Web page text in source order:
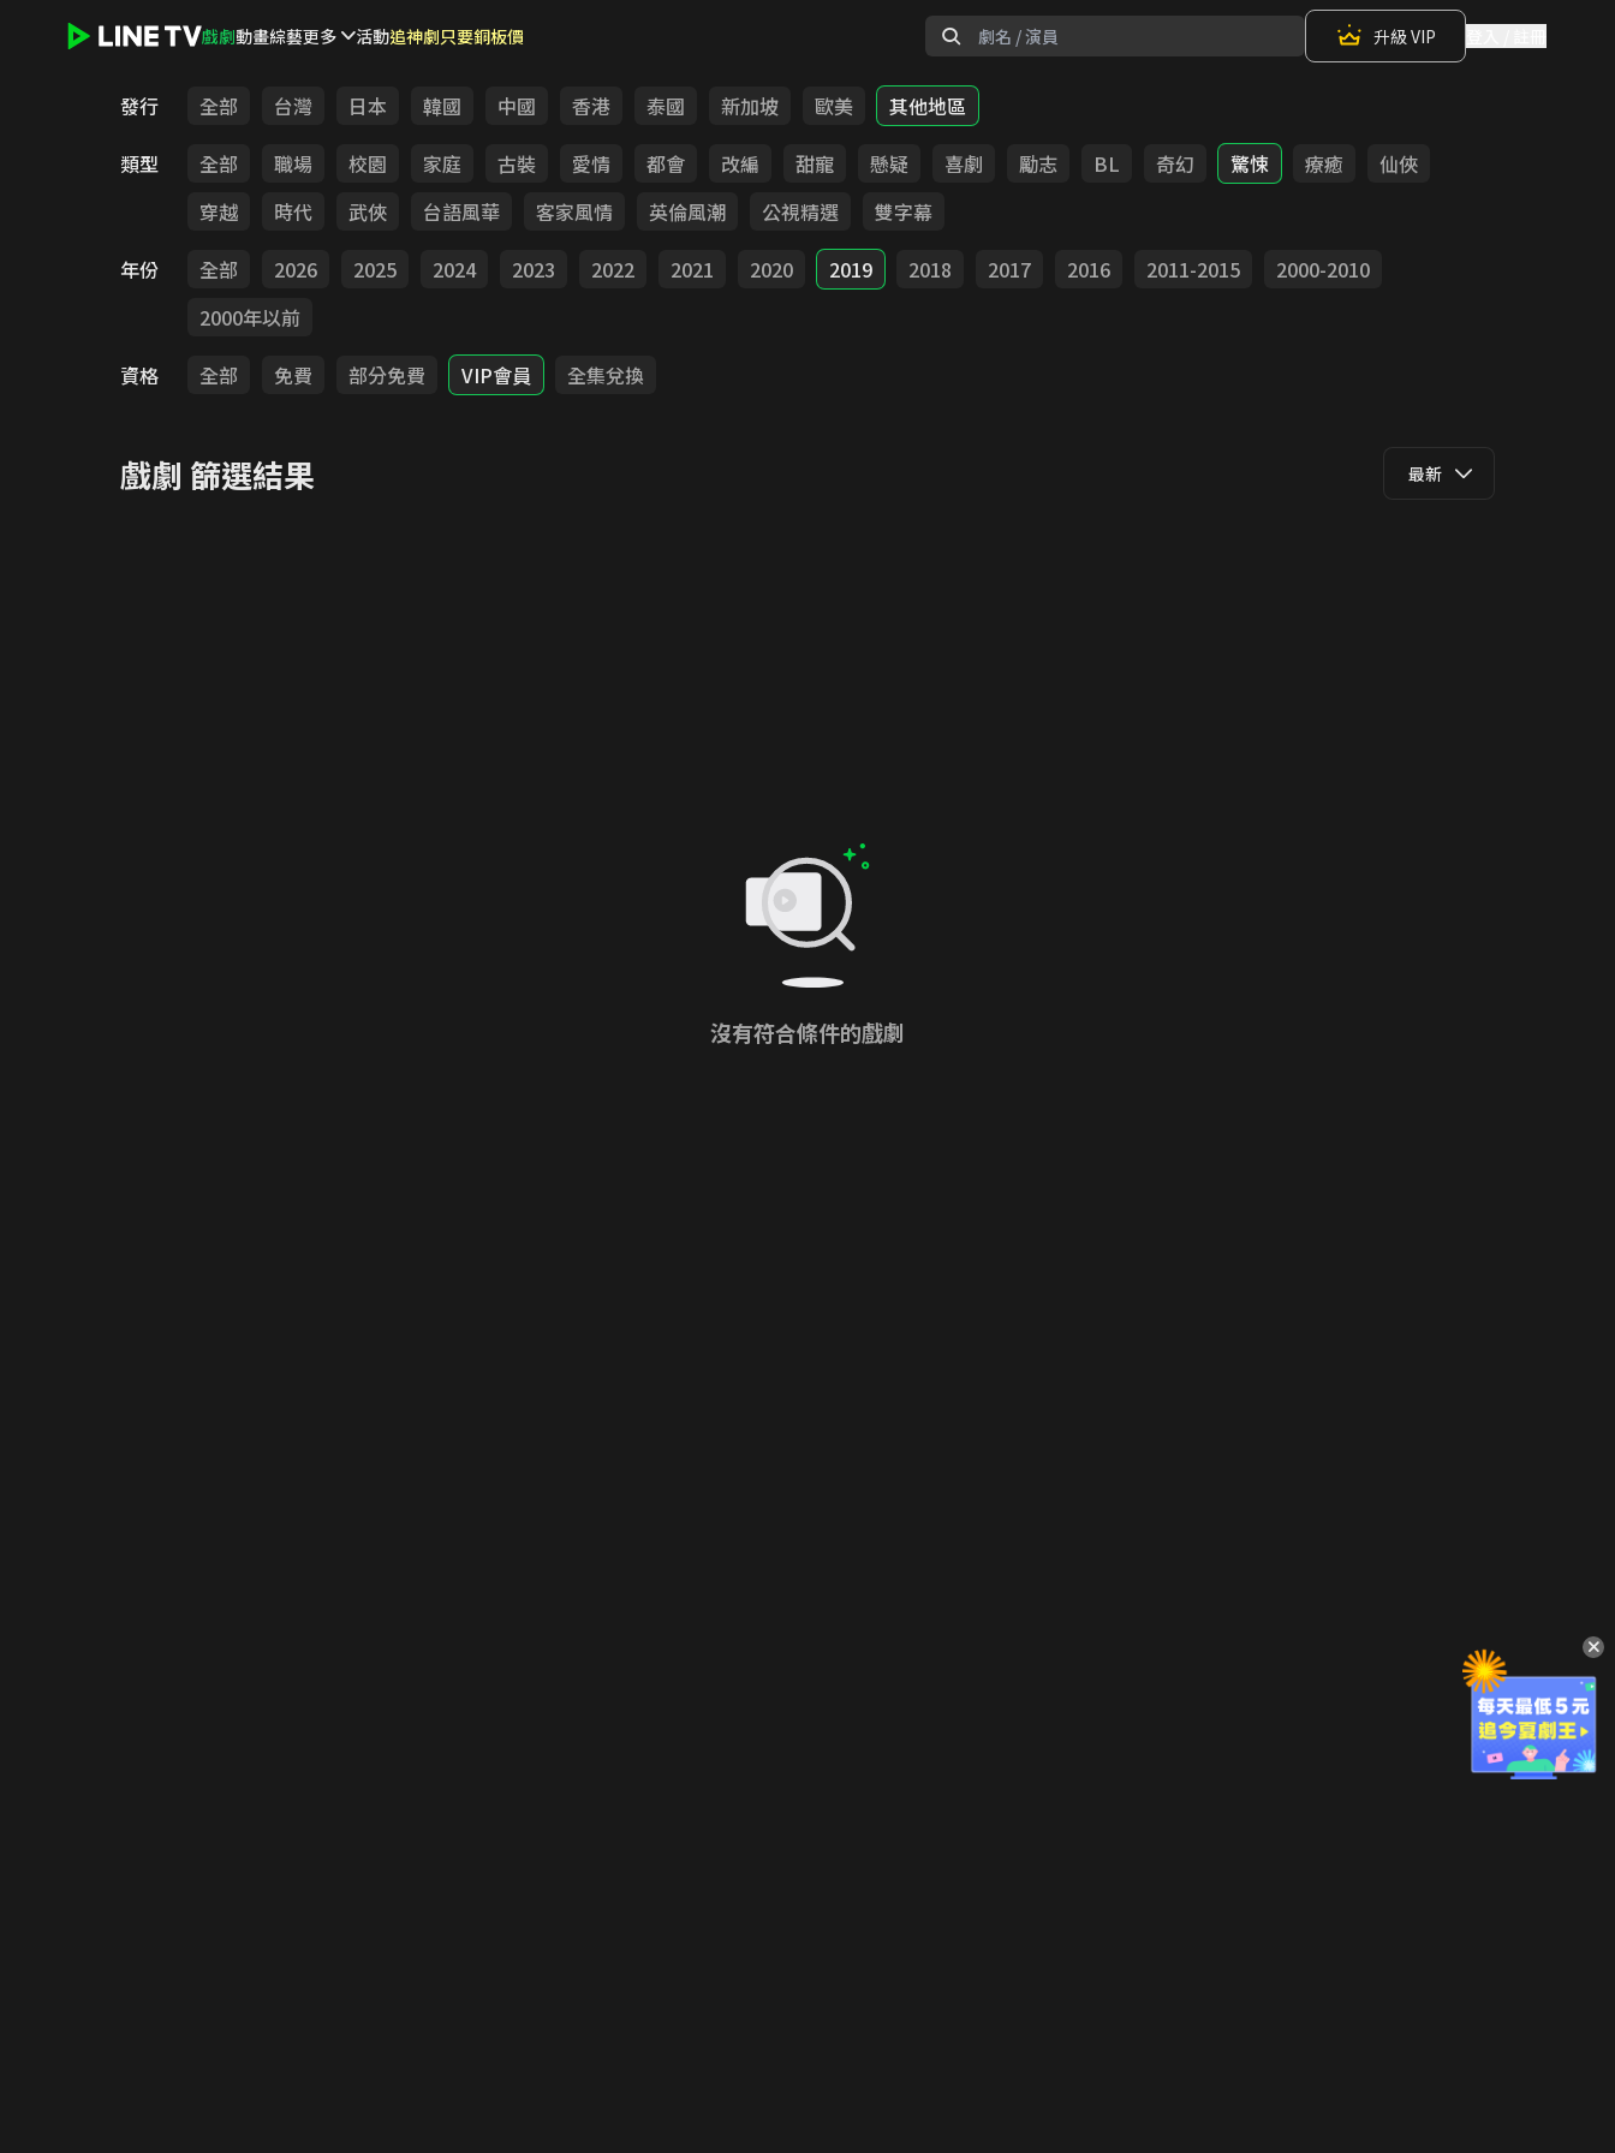
戲劇動畫綜藝更多 活動追神劇只要銅板價 升級 VIP
發行 全部 台灣 日本 韓國 中國 香港 泰國 新加坡 歐美
其他地區
類型
全部 職場 校園 家庭 古裝 愛情 都會 改編 甜寵 懸疑 喜劇 勵志 BL 奇幻 驚悚 療癒
仙俠
穿越
時代 武俠 台語風華 客家風情 英倫風潮 公視精選
雙字幕
年份
全部 2026 2025 2024 2023 2022 2021 2020 2019 2018 2017 2016 2011-2015
2000-2010
2000年以前
資格
全部 免費 部分免費 VIP會員 全集兌換
戲劇 篩選結果 最新
沒有符合條件的戲劇